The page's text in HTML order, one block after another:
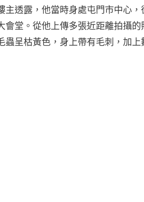
主透露，他當時身處屯門市中心，
會堂。從他上傳多張近距離拍攝的
蟲呈枯黃色，身上帶有毛刺，加上